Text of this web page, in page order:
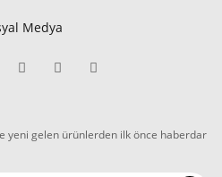
Medya
yeni gelen ürünlerden ilk önce haberdar